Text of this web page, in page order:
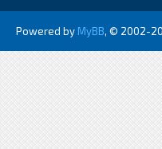
Powered by MyBB, © 2002-